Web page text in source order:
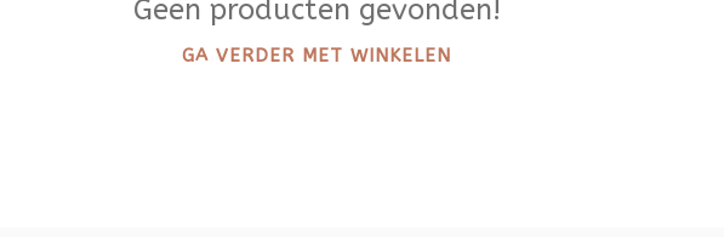
Geen producten gevonden!
GA VERDER MET WINKELEN